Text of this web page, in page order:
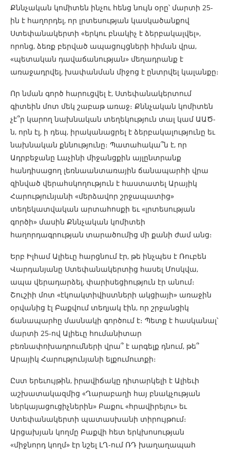
Քննչական կոմիտեն ինչու հենց նույն օրը՝ մարտի 25-
ին է հաղորդել, որ լրտեսության կասկածանքով
Ստեփանակերտի «երկու բնակիչ է ձերբակալվել»,
որոնց, ձեռք բերված ապացույցների հիման վրա,
«պետական դավաճանության» մեղադրանք է
առաջադրվել, խափանման միջոց է ընտրվել կալանքը։
Որ նման գործ հարուցվել է, Ստեփանակերտում
գիտեին մոտ մեկ շաբաթ առաջ։ Քննչական կոմիտեն
չէ՞ր կարող նախնական տեղեկություն տալ կամ ԱԱԾ-
ն, որն էլ, ի դեպ, իրականացրել է ձերբակալությունը եւ
նախնական քննությունը։ Պատահակա՞ն է, որ
Ադրբեջանը Լաչինի միջանցքին այլընտրանք
հանդիսացող լեռնաանտառային ճանապարհի վրա
զինված վերահսկողություն է հաստատել Արայիկ
Հարությունյանի «մերձավոր շրջապատից»
տեղեկատվական արտահոսքի եւ «լրտեսության
գործի» մասին Քննչական կոմիտեի
հաղորդագրության տարածումից մի քանի ժամ անց։
Երբ Իլհամ Ալիեւը հարցնում էր, թե ինչպես է Ռուբեն
Վարդանյանը Ստեփանակերտից հասել Մոսկվա,
ապա վերադարձել, փարիսեցիություն էր անում։
Շուշիի մոտ «էկոակտիվիստների ակցիայի» առաջին
օրվանից էլ Բաքվում տեղյակ էին, որ շրջանցիկ
ճանապարհը մասնակի գործում է։ Պետք է հասկանալ՝
մարտի 25-ով Ալիեւը հումանիտար
բեռնափոխադրումների վրա՞ է արգելք դնում, թե՞
Արայիկ Հարությունյանի ելքումուտքի։
Ըստ երեւույթին, իրավիճակը դիտարկելի է Ալիեւի
աշխատակազմից «Ղարաբաղի հայ բնակչության
ներկայացուցիչներին» Բաքու «հրավիրելու» եւ
Ստեփանակերտի պատասխանի տիրույթում։
Արցախյան կողմը Բաքվի հետ երկխոսության
«միջնորդ կողմ» էր նշել ԼՂ-ում ՌԴ խաղաղապահ